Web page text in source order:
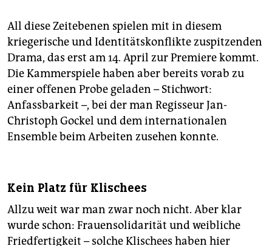
All diese Zeitebenen spielen mit in diesem
kriegerische und Identitätskonflikte zuspitzenden
Drama, das erst am 14. April zur Premiere kommt.
Die Kammerspiele haben aber bereits vorab zu
einer offenen Probe geladen – Stichwort:
Anfassbarkeit –, bei der man Regisseur Jan-
Christoph Gockel und dem internationalen
Ensemble beim Arbeiten zusehen konnte.
Kein Platz für Klischees
Allzu weit war man zwar noch nicht. Aber klar
wurde schon: Frauensolidarität und weibliche
Friedfertigkeit – solche Klischees haben hier